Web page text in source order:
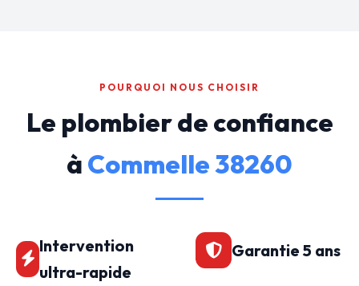
POURQUOI NOUS CHOISIR
Le plombier de confiance
à Commelle 38260
Intervention
ultra-rapide
Garantie 5 ans